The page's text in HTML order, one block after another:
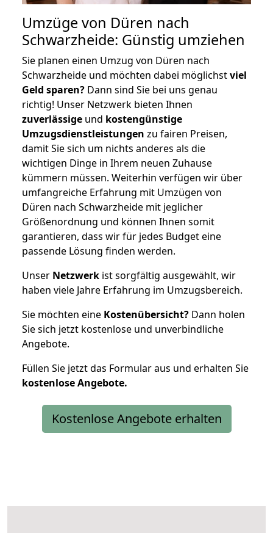
Umzüge von Düren nach
Schwarzheide: Günstig umziehen
Sie planen einen Umzug von Düren nach
Schwarzheide und möchten dabei möglichstviel
Geld sparen? Dann sind Sie bei uns genau
richtig! Unser Netzwerk bieten Ihnen
zuverlässige und kostengünstige
Umzugsdienstleistungen zu fairen Preisen,
damit Sie sich um nichts anderes als die
wichtigen Dinge in Ihrem neuen Zuhause
kümmern müssen. Weiterhin verfügen wir über
umfangreiche Erfahrung mit Umzügen von
Düren nach Schwarzheide mit jeglicher
Größenordnung und können Ihnen somit
garantieren, dass wir für jedes Budget eine
passende Lösung finden werden.
Unser Netzwerk ist sorgfältig ausgewählt, wir
haben viele Jahre Erfahrung im Umzugsbereich.
Sie möchten eine Kostenübersicht? Dann holen
Sie sich jetzt kostenlose und unverbindliche
Angebote.
Füllen Sie jetzt das Formular aus und erhalten Sie
kostenloseAngebote.
Kostenlose Angebote erhalten